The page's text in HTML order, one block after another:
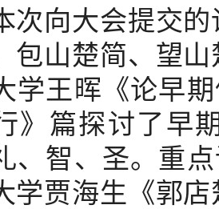
向大会提交的
包山楚简、望
学王晖《论早
》篇探讨了早
、智、圣。重
学贾海生《郭